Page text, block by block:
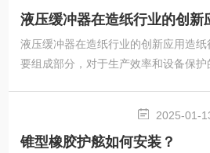
液压缓冲器在造纸行业的创新
液压缓冲器在造纸行业的创新应用造
要组成部分，对于生产效率和设备保护
2025-01-
锥型橡胶护舷如何安装？